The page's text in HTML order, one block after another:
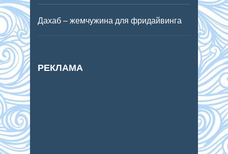
Дахаб – жемчужина для фридайвинга
РЕКЛАМА